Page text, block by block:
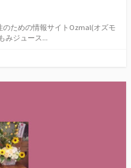
ための情報サイトOzmal(オズモ
みジュース...